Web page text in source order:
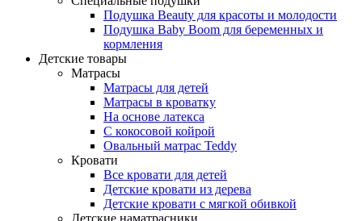
Подушка Beauty для красоты и молодости
Подушка Baby Boom для беременных и
кормления
Детские товары
Матрасы
Матрасы для детей
Матрасы в кроватку
На основе латекса
С кокосовой койрой
Овальный матрас Teddy
Кровати
Все кровати для детей
Детские кровати из дерева
Детские кровати с мягкой обивкой
Детские наматрасники